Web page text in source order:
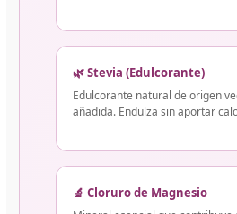
🌿 Stevia (Edulcorante)
Edulcorante natural de origen
añadida. Endulza sin aportar
🔬 Cloruro de Magnesio